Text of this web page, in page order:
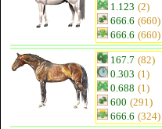
1.123 (2)
666.6 (660)
666.6 (660)
167.7 (82)
0.303 (1)
0.688 (1)
600 (291)
666.6 (324)